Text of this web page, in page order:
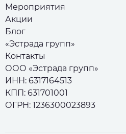
Мероприятия
Акции
Блог
«Эстрада групп»
Контакты
ООО «Эстрада групп»
ИНН: 6317164513
КПП: 631701001
ОГРН: 1236300023893